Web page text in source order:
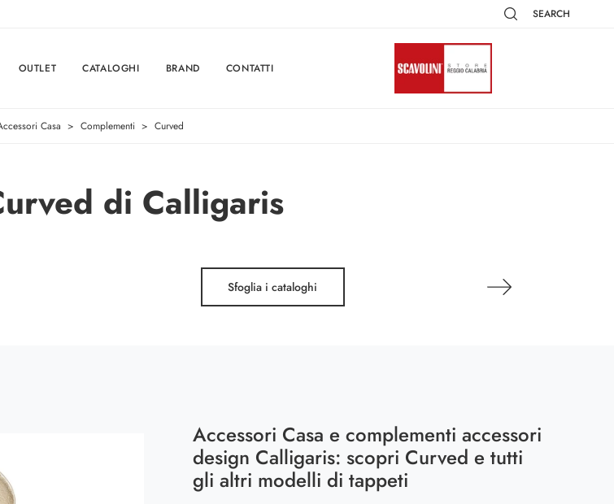
SEARCH
OUTLET CATALOGHI BRAND CONTATTI
Casa > Complementi > Curved
di Calligaris
Sfoglia i cataloghi
Accessori Casa e complementi accessori
design Calligaris: scopri Curved e tutti
gli altri modelli di tappeti